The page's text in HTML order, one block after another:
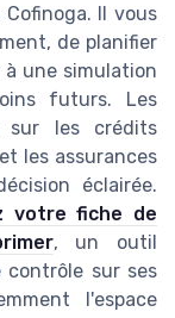
Il vous
de planifier
à une simulation
futurs. Les
sur les crédits
les assurances
éclairée.
votre fiche de
, un outil
contrôle sur ses
l'espace